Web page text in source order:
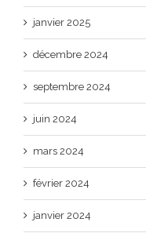
janvier 2025
décembre 2024
septembre 2024
juin 2024
mars 2024
février 2024
janvier 2024